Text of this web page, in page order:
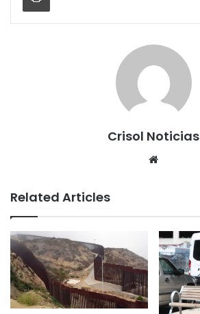
Crisol Noticias
Related Articles